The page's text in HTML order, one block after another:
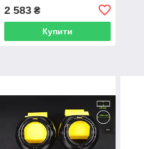
2 583₴
Купити